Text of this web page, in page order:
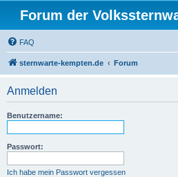
Forum der
FAQ
sternwarte-kempten.de Forum
Anmelden
Benutzername:
Passwort:
Ich habe mein Passwort vergessen